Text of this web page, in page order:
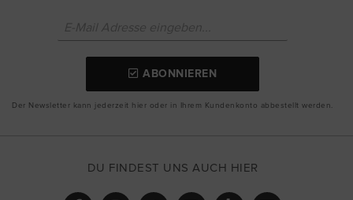
ABONNIEREN
Der Newsletter kann jederzeit hier oder in Ihrem Kundenkonto abbestellt werden.
DU FINDEST UNS AUCH HIER